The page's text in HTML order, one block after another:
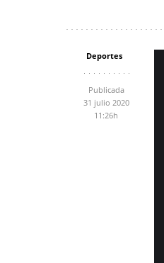
Deportes
Publicada
31 julio 2020
11:26h